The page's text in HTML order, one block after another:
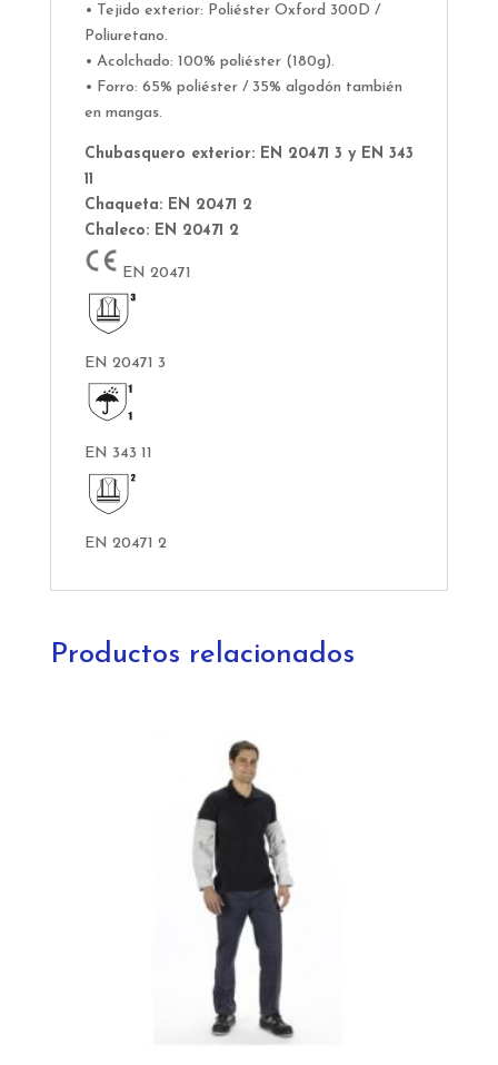
• Tejido exterior: Poliéster Oxford 300D /
Poliuretano.
• Acolchado: 100% poliéster (180g).
• Forro: 65% poliéster / 35% algodón también
en mangas.
Chubasquero exterior: EN 20471 3 y EN 343
11
Chaqueta: EN 20471 2
Chaleco: EN 20471 2
EN 20471
EN 20471 3
EN 343 11
EN 20471 2
Productos relacionados